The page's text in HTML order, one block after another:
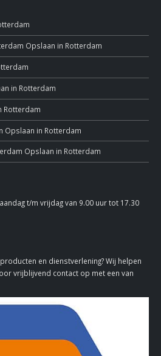
Opslaan in Rotterdam
in Rotterdam
Rotterdam
Opslaan in Rotterdam
Opslaan in Rotterdam
t/m vrijdag van 9.00 uur tot 17.30
en dienstverlening? Wij helpen
vrijblijvend contact op met een van